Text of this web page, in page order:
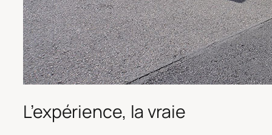
L’expérience, la vraie